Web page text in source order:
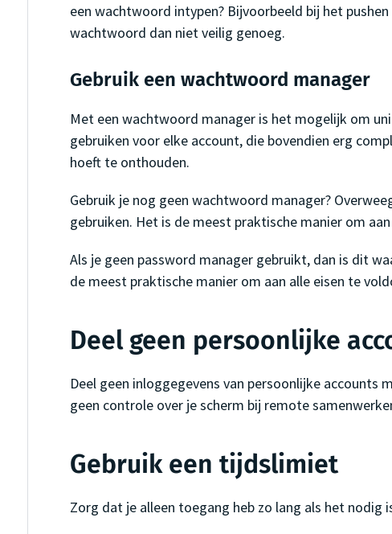
een wachtwoord intypen? Bijvoorbeeld bij het pushen
wachtwoord dan niet veilig genoeg.
Gebruik een wachtwoord manager
Met een wachtwoord manager is het mogelijk om
gebruiken voor elke account, die bovendien erg
hoeft te onthouden.
Gebruik je nog geen wachtwoord manager?
gebruiken. Het is de meest praktische manier om
Als je geen password manager gebruikt, dan is dit
de meest praktische manier om aan alle eisen te
Deel geen persoonlijke
Deel geen inloggegevens van persoonlijke accounts
geen controle over je scherm bij remote
Gebruik een tijdslimiet
Zorg dat je alleen toegang heb zo lang als het nodig